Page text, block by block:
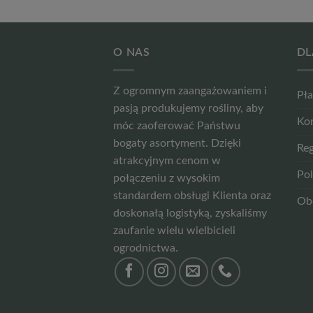
O NAS
Z ogromnym zaangażowaniem i
pasją produkujemy rośliny, aby
móc zaoferować Państwu
bogaty asortyment. Dzięki
atrakcyjnym cenom w
połączeniu z wysokim
standardem obsługi Klienta oraz
doskonałą logistyką, zyskaliśmy
zaufanie wielu wielbicieli
ogrodnictwa.